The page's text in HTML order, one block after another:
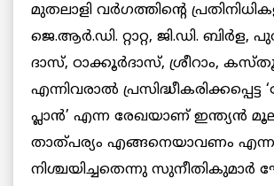
മുതലാളി വര്‍ഗത്തിന്‍റെ
ജെ.ആര്‍.ഡി. റ്റാറ്റ, ജി.ഡി.
ദാസ്, ഠാക്കൂര്‍ദാസ്, ശ്രീറാം,
എന്നിവരാല്‍
പ്ലാന്‍’ എന്ന രേഖയാണ് ഇന്ത്യന്‍
താത്പര്യം എങ്ങനെയാവണം
നിശ്ചയിച്ചതെന്നു